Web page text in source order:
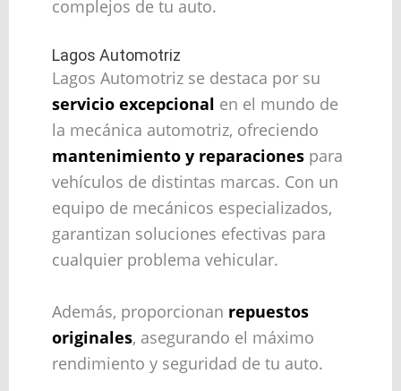
complejos de tu auto.
Lagos Automotriz
Lagos Automotriz se destaca por su
servicio excepcional en el mundo de
la mecánica automotriz, ofreciendo
mantenimiento y reparacionespara
vehículos de distintas marcas. Con un
equipo de mecánicos especializados,
garantizan soluciones efectivas para
cualquier problema vehicular.
Además, proporcionan repuestos
originales, asegurando el máximo
rendimiento y seguridad de tu auto.